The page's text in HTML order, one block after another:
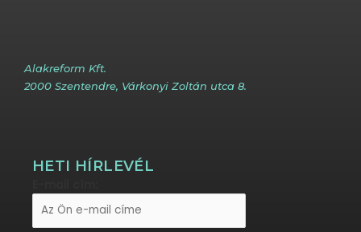
Alakreform Kft.
2000 Szentendre, Várkonyi Zoltán utca 8.
HETI HÍRLEVÉL